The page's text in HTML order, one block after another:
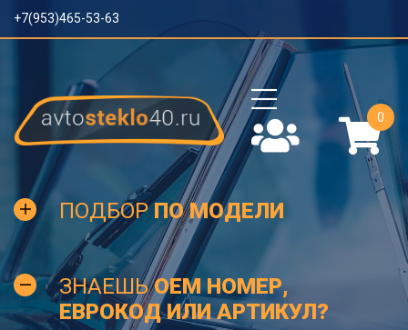
+7(953)465-53-63
0
ПОДБОРПО МОДЕЛИ
ЗНАЕШЬOEM НОМЕР,
ЕВРОКОД ИЛИ АРТИКУЛ?